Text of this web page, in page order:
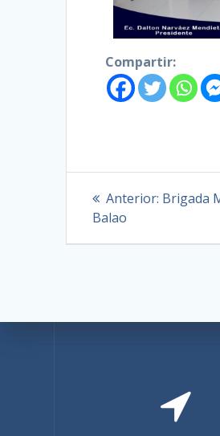
Compartir:
Anterior: Brigada
Balao